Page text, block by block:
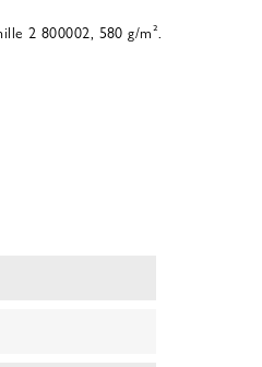
2 800002, 580 g/m².